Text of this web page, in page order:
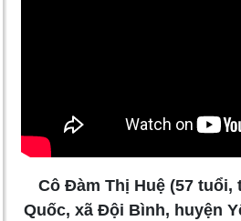
Cô Đàm Thị Huệ (57
Quốc, xã Đội Bình, huyện